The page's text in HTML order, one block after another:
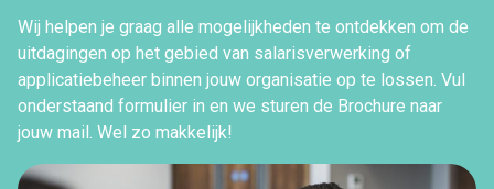
Wij helpen je graag alle mogelijkheden te ontdekken om de
uitdagingen op het gebied van salarisverwerking of
applicatiebeheer binnen jouw organisatie op te lossen. Vul
onderstaand formulier in en we sturen de Brochure naar
jouw mail. Wel zo makkelijk!